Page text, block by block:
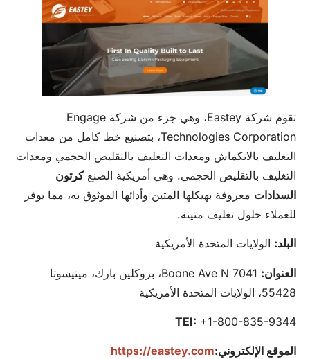
تقوم شركة Eastey، وهي جزء من شركة Engage
Technologies Corporation، بتصنيع خط كامل من معدات
التغليف بالانكماش ومعدات التغليف بالتقليص الحجمي ومعدات
التغليف بالتقليص الحجمي. وهي أمريكية الصنعكرتون
السدادات معروفة بهيكلها المتين وأدائها الموثوق به، مما يوفر
للعملاء حلول تغليف متينة.
البلد: الولايات المتحدة الأمريكية
العنوان:
7041 Boone Ave N، بروكلين بارك، مينيسوتا
55428، الولايات المتحدة الأمريكية
TEI: +1-800-835-9344
الموقع الإلكتروني:https://eastey.com